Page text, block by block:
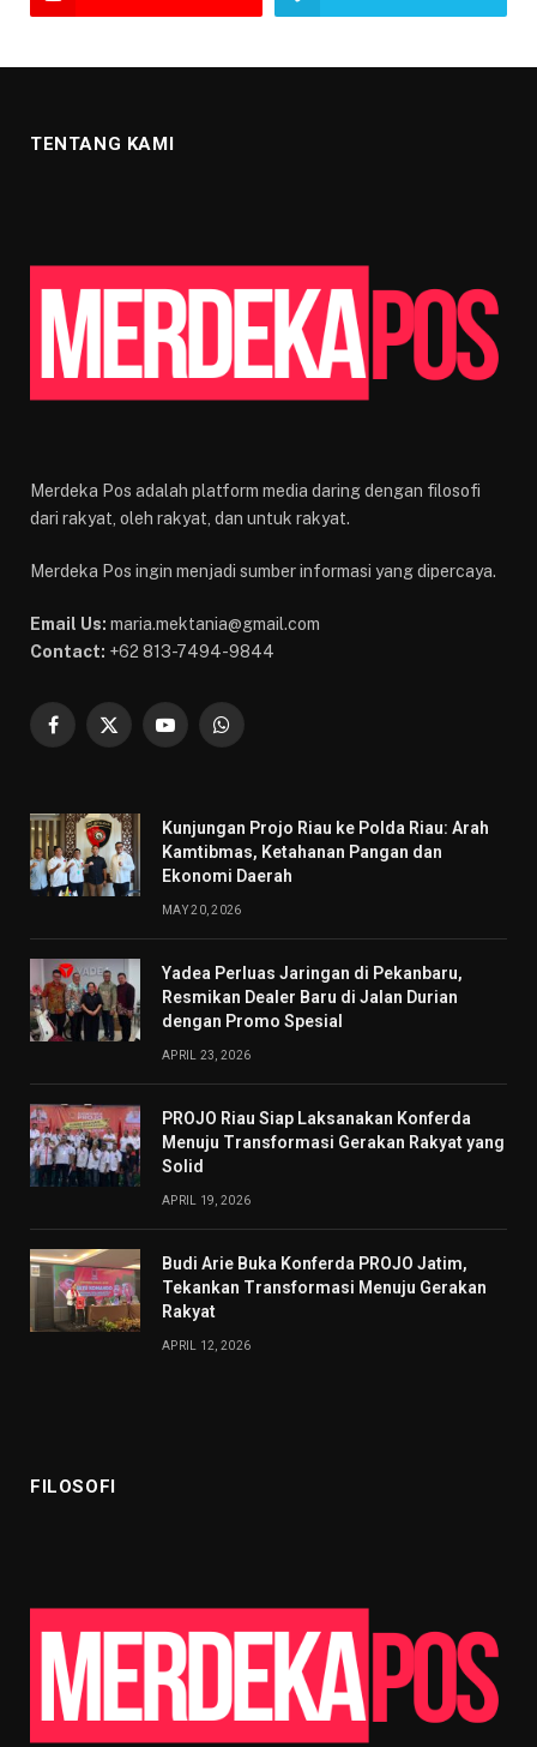
TENTANG KAMI
Merdeka Pos adalah platform media daring dengan filosofi
dari rakyat, oleh rakyat, dan untuk rakyat.
Merdeka Pos ingin menjadi sumber informasi yang dipercaya.
Email Us: maria.mektania@gmail.com
Contact: +62 813-7494-9844
Facebook
X
YouTubeWhatsApp
Kunjungan Projo Riau ke Polda Riau: Arah
Kamtibmas, Ketahanan Pangan dan
Ekonomi Daerah
MAY 20, 2026
Yadea Perluas Jaringan di Pekanbaru,
Resmikan Dealer Baru di Jalan Durian
dengan Promo Spesial
APRIL 23, 2026
PROJO Riau Siap Laksanakan Konferda
Menuju Transformasi Gerakan Rakyat yang
Solid
APRIL 19, 2026
Budi Arie Buka Konferda PROJO Jatim,
Tekankan Transformasi Menuju Gerakan
Rakyat
APRIL 12, 2026
FILOSOFI